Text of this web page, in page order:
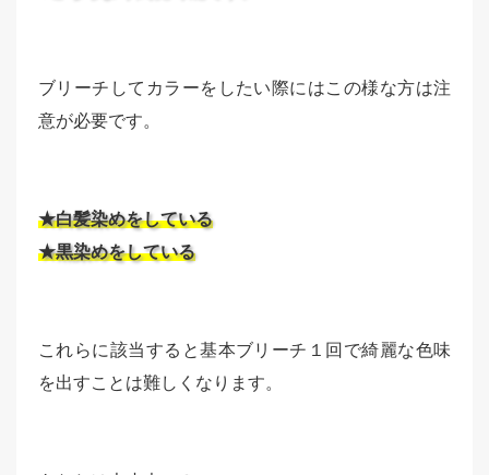
ブリーチしてカラーをしたい際にはこの様な方は注
意が必要です。
★白髪染めをしている
★黒染めをしている
これらに該当すると基本ブリーチ１回で綺麗な色味
を出すことは難しくなります。